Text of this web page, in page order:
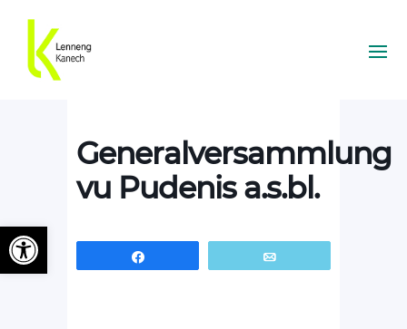
Generalversammlung
vu Pudenis a.s.bl.
Ouvrir la barre d’outils